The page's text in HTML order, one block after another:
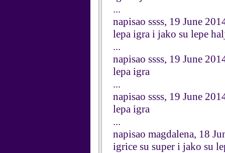
...
napisao ssss, 19 June
lepa igra i jako su lepe
...
napisao ssss, 19 June
lepa igra
...
napisao ssss, 19 June
lepa igra
...
napisao magdalena, 18
igrice su super i jako su